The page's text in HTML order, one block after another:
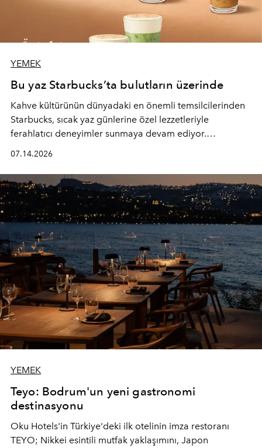
YEMEK
Bu yaz Starbucks’ta bulutların üzerinde
Kahve kültürünün dünyadaki en önemli temsilcilerinden
Starbucks, sıcak yaz günlerine özel lezzetleriyle
ferahlatıcı deneyimler sunmaya devam ediyor.
yepyeni Cloud Frappuccino® Blended Beverage çeşitleri
ve yiyecek alternatifleri yazın keyfine lezzet katıyor.
07.14.2026
YEMEK
Teyo: Bodrum'un yeni gastronomi
destinasyonu
Oku Hotels'in Türkiye'deki ilk otelinin imza restoranı
TEYO; Nikkei esintili mutfak yaklaşımını, Japon